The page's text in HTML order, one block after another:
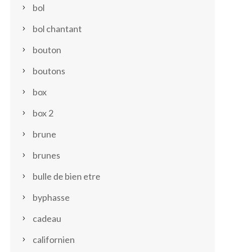
bol
bol chantant
bouton
boutons
box
box 2
brune
brunes
bulle de bien etre
byphasse
cadeau
californien